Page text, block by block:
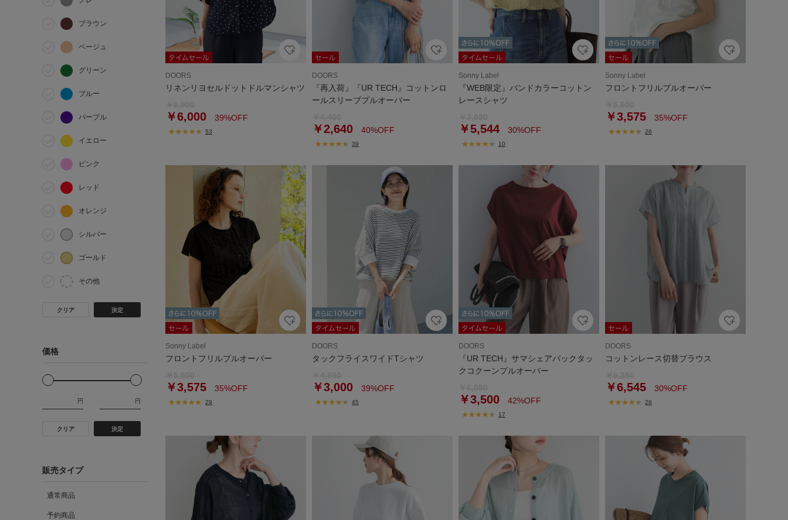
ブラウン
ベージュ
グリーン
ブルー
パープル
イエロー
ピンク
レッド
オレンジ
シルバー
ゴールド
その他
クリア 決定
価格
円 円
クリア 決定
販売タイプ
通常商品
予約商品
DOORS
リネンリヨセルドットドルマンシャツ
￥6,000 39%OFF
53
DOORS
『再入荷』『UR TECH』コットンロ
ールスリーブプルオーバー
￥2,640 40%OFF
39
Sonny Label
『WEB限定』バンドカラーコットン
レースシャツ
￥5,544 30%OFF
10
Sonny Label
フロントフリルプルオーバー
￥3,575 35%OFF
26
Sonny Label
フロントフリルプルオーバー
￥3,575 35%OFF
29
DOORS
タックフライスワイドTシャツ
￥3,000 39%OFF
45
DOORS
『UR TECH』サマシェアバックタッ
クコクーンプルオーバー
￥3,500 42%OFF
17
DOORS
コットンレース切替ブラウス
￥6,545 30%OFF
26